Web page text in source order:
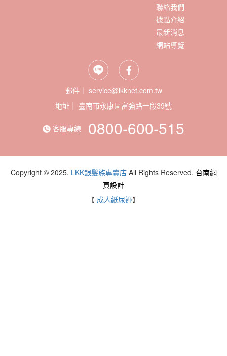
聯絡我們
據點介紹
最新消息
網站導覽
郵件｜ service@lkknet.com.tw
地址｜
客服專線 0800-600-515
Copyright © 2025. LKK銀髮族專賣店All Rights Reserved. 台南網
頁設計
【 成人紙尿褲】